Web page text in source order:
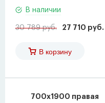
В наличии
30 789 руб. 27 710 руб.
В корзину
700х1900 правая